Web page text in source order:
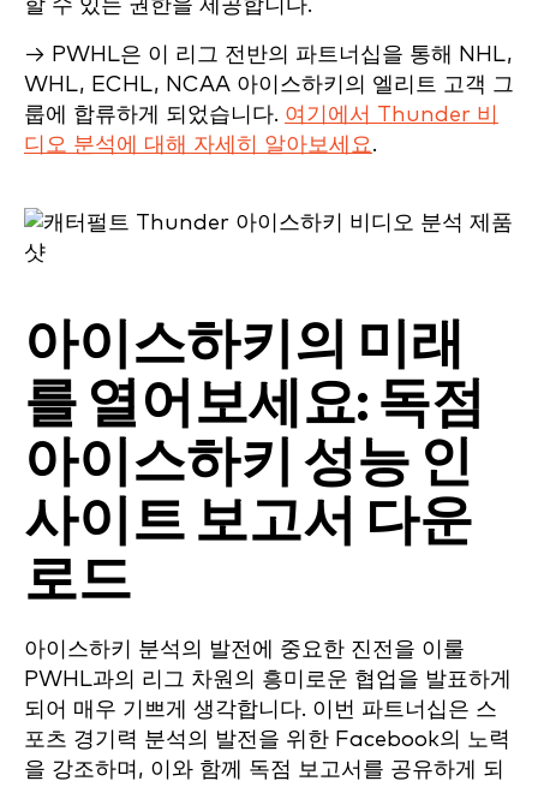
할 수 있는 권한을 제공합니다.
→ PWHL은 이 리그 전반의 파트너십을 통해 NHL,
WHL, ECHL, NCAA 아이스하키의 엘리트 고객 그
룹에 합류하게 되었습니다. 여기에서 Thunder 비
디오 분석에 대해 자세히 알아보세요.
아이스하키의 미래
를 열어보세요: 독점
아이스하키 성능 인
사이트 보고서 다운
로드
아이스하키 분석의 발전에 중요한 진전을 이룰
PWHL과의 리그 차원의 흥미로운 협업을 발표하게
되어 매우 기쁘게 생각합니다. 이번 파트너십은 스
포츠 경기력 분석의 발전을 위한 Facebook의 노력
을 강조하며, 이와 함께 독점 보고서를 공유하게 되